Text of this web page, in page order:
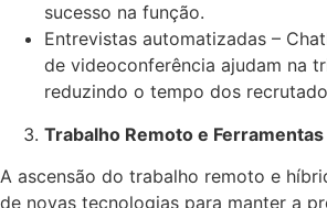
sucesso na função.
Entrevistas automatizadas –
de videoconferência ajudam na
reduzindo o tempo dos
Trabalho Remoto e
A ascensão do trabalho remoto e
de novas tecnologias para manter a